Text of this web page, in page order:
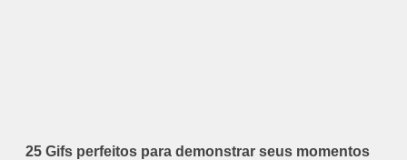
25 Gifs perfeitos para demonstrar seus momentos